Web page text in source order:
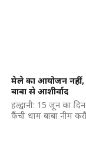
मेले का आयोजन नहीं,
बाबा से आशीर्वाद
हल्द्वानी: 15 जून का
कैंची धाम बाबा नीम